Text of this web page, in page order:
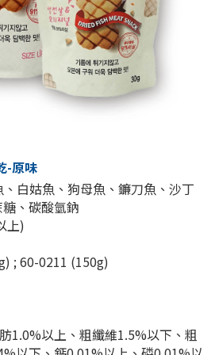
-原味
白姑魚、狗母魚、鐮刀魚、沙丁
、碳酸氫鈉
上)
; 60-0211 (150g)
1.0%以上、粗纖維1.5%以下、粗